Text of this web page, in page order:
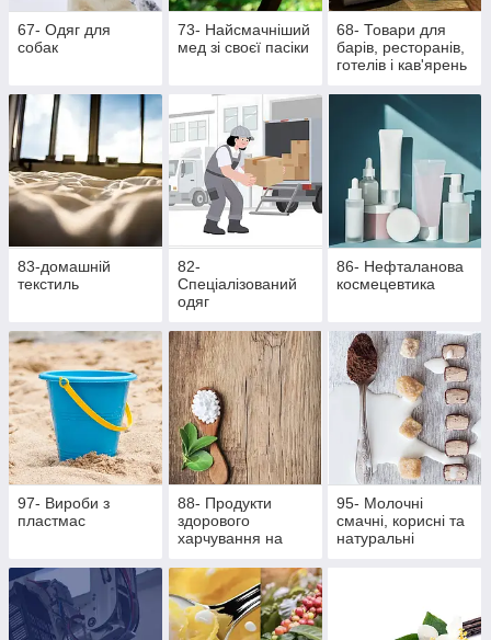
67- Одяг для
собак
73- Найсмачніший
мед зі своєї пасіки
68- Товари для
барів, ресторанів,
готелів і кав'ярень
83-домашній
текстиль
82-
Спеціалізований
одяг
86- Нефталанова
космецевтика
97- Вироби з
пластмас
88- Продукти
здорового
харчування на
стевії
95- Молочні
смачні, корисні та
натуральні